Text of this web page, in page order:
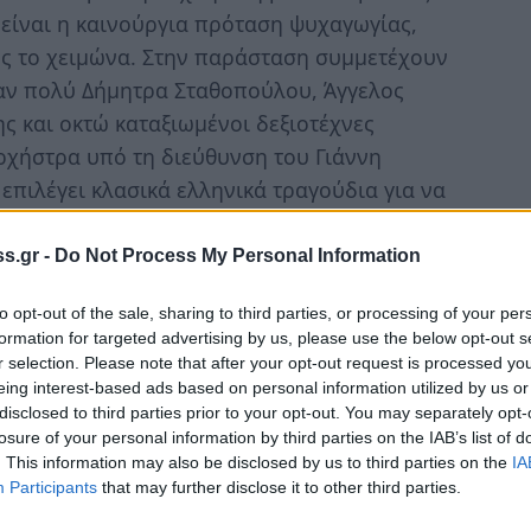
- Do Not Process My Personal Information
opt-out of the sale, sharing to third parties, or processing of your
for targeted advertising by us, please use the below opt-out
selection. Please note that after your opt-out request is processed
interest-based ads based on personal information utilized by us
to third parties prior to your opt-out. You may separately
of your personal information by third parties on the IAB’s list of
This information may also be disclosed by us to third parties on the
Participants that may further disclose it to other third parties.
η καινούργια πρόταση ψυχαγωγίας,
το χειμώνα. Στην παράσταση συμμετέχουν
πολύ Δήμητρα Σταθοπούλου, Άγγελος
οκτώ καταξιωμένοι δεξιοτέχνες
υπό τη διεύθυνση του Γιάννη
κλασικά ελληνικά τραγούδια για να
εποχές του ελληνικού τραγουδιού. Αυτό
τον Χιώτη, τον Ζαμπέτα, τον
Μιχαηλίδης αναφέρει χαρακτηριστικά: «Η
κέντρο της δεκαετίας του ’60. Το
το βαριετέ. Ο βασικός κορμός του
τραγούδια. Είναι μία παράσταση
ένα καθαρόαιμο ελληνικό γλέντι. Είναι